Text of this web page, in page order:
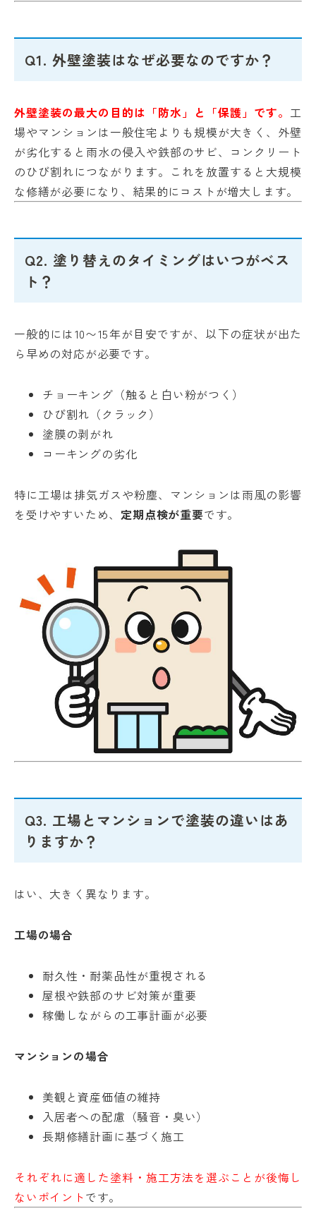
Q1. 外壁塗装はなぜ必要なのですか？
外壁塗装の最大の目的は「防水」と「保護」です。 工
場やマンションは一般住宅よりも規模が大きく、外壁
が劣化すると雨水の侵入や鉄部のサビ、コンクリート
のひび割れにつながります。これを放置すると大規模
な修繕が必要になり、結果的にコストが増大します。
Q2. 塗り替えのタイミングはいつがベス
ト？
一般的には10〜15年が目安ですが、以下の症状が出た
ら早めの対応が必要です。
チョーキング（触ると白い粉がつく）
ひび割れ（クラック）
塗膜の剥がれ
コーキングの劣化
特に工場は排気ガスや粉塵、マンションは雨風の影響
を受けやすいため、定期点検が重要です。
Q3. 工場とマンションで塗装の違いはあ
りますか？
はい、大きく異なります。
工場の場合
耐久性・耐薬品性が重視される
屋根や鉄部のサビ対策が重要
稼働しながらの工事計画が必要
マンションの場合
美観と資産価値の維持
入居者への配慮（騒音・臭い）
長期修繕計画に基づく施工
それぞれに適した塗料・施工方法を選ぶことが後悔し
ないポイントです。